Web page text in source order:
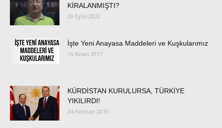
KİRALANMIŞTI?
29 Eylül 2022
İşte Yeni Anayasa Maddeleri ve Kuşkularımız
16 Nisan 2017
KÜRDİSTAN KURULURSA, TÜRKİYE
YIKILIRDI!
24 Haziran 2019